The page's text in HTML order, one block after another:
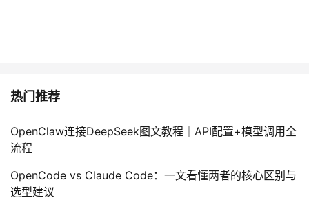
热门推荐
OpenClaw连接DeepSeek图文教程｜API配置+模型调用全
流程
OpenCode vs Claude Code：一文看懂两者的核心区别与
选型建议